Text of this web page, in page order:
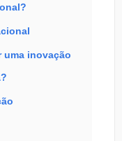
uma inovação